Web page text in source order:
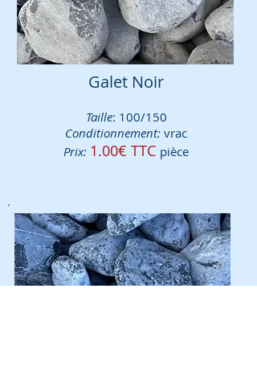
Galet Noir
Taille: 100/150
Conditionnement: vrac
Prix: 1.00€ TTC pièce